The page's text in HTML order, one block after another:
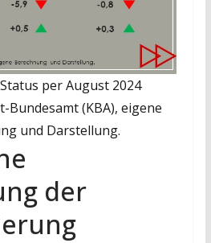
per August 2024
Bundesamt (KBA), eigene
und Darstellung.
der